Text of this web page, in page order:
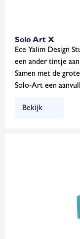
Solo Art X
Ece Yalim Design
een ander tintje
Samen met de
Solo-Art een
Bekijk